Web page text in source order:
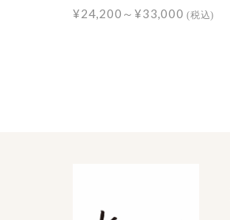
¥24,200～¥33,000 (税込)